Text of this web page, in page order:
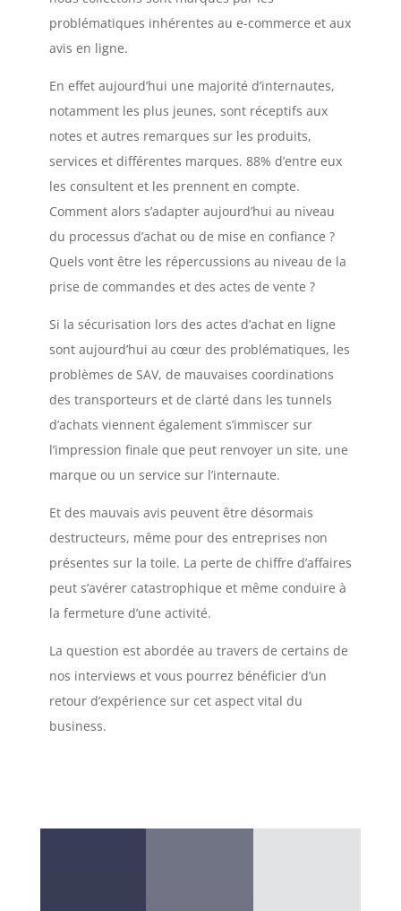
problématiques inhérentes au e-commerce et aux
avis en ligne.
En effet aujourd’hui une majorité d’internautes,
notamment les plus jeunes, sont réceptifs aux
notes et autres remarques sur les produits,
services et différentes marques. 88% d’entre eux
les consultent et les prennent en compte.
Comment alors s’adapter aujourd’hui au niveau
du processus d’achat ou de mise en confiance ?
Quels vont être les répercussions au niveau de la
prise de commandes et des actes de vente ?
Si la sécurisation lors des actes d’achat en ligne
sont aujourd’hui au cœur des problématiques, les
problèmes de SAV, de mauvaises coordinations
des transporteurs et de clarté dans les tunnels
d’achats viennent également s’immiscer sur
l’impression finale que peut renvoyer un site, une
marque ou un service sur l’internaute.
Et des mauvais avis peuvent être désormais
destructeurs, même pour des entreprises non
présentes sur la toile. La perte de chiffre d’affaires
peut s’avérer catastrophique et même conduire à
la fermeture d’une activité.
La question est abordée au travers de certains de
nos interviews et vous pourrez bénéficier d’un
retour d’expérience sur cet aspect vital du
business.